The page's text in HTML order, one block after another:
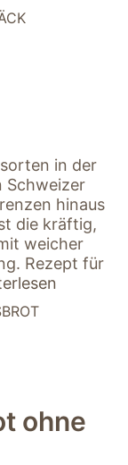
in der
Schweizer
hinaus
die kräftig,
weicher
Rezept für
ohne